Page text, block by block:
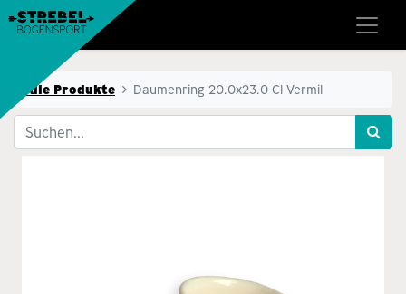
Alle Produkte Daumenring 20.0x23.0 Cl Vermil